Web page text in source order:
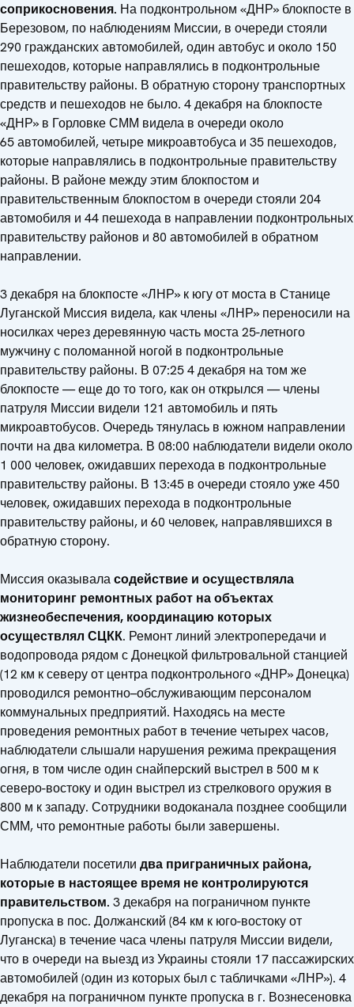
соприкосновения. На подконтрольном «ДНР» блокпосте в
Березовом, по наблюдениям Миссии, в очереди стояли
290 гражданских автомобилей, один автобус и около 150
пешеходов, которые направлялись в подконтрольные
правительству районы. В обратную сторону транспортных
средств и пешеходов не было. 4 декабря на блокпосте
«ДНР» в Горловке СММ видела в очереди около
65 автомобилей, четыре микроавтобуса и 35 пешеходов,
которые направлялись в подконтрольные правительству
районы. В районе между этим блокпостом и
правительственным блокпостом в очереди стояли 204
автомобиля и 44 пешехода в направлении подконтрольных
правительству районов и 80 автомобилей в обратном
направлении.
3 декабря на блокпосте «ЛНР» к югу от моста в Станице
Луганской Миссия видела, как члены «ЛНР» переносили на
носилках через деревянную часть моста 25-летного
мужчину с поломанной ногой в подконтрольные
правительству районы. В 07:25 4 декабря на том же
блокпосте — еще до то того, как он открылся — члены
патруля Миссии видели 121 автомобиль и пять
микроавтобусов. Очередь тянулась в южном направлении
почти на два километра. В 08:00 наблюдатели видели около
1 000 человек, ожидавших перехода в подконтрольные
правительству районы. В 13:45 в очереди стояло уже 450
человек, ожидавших перехода в подконтрольные
правительству районы, и 60 человек, направлявшихся в
обратную сторону.
Миссия оказываласодействие и осуществляла
мониторинг ремонтных работ на объектах
жизнеобеспечения, координацию которых
осуществлял СЦКК. Ремонт линий электропередачи и
водопровода рядом с Донецкой фильтровальной станцией
(12 км к северу от центра подконтрольного «ДНР» Донецка)
проводился ремонтно–обслуживающим персоналом
коммунальных предприятий. Находясь на месте
проведения ремонтных работ в течение четырех часов,
наблюдатели слышали нарушения режима прекращения
огня, в том числе один снайперский выстрел в 500 м к
северо-востоку и один выстрел из стрелкового оружия в
800 м к западу. Сотрудники водоканала позднее сообщили
СММ, что ремонтные работы были завершены.
Наблюдатели посетили два приграничных района,
которые в настоящее время не контролируются
правительством. 3 декабря на пограничном пункте
пропуска в пос. Должанский (84 км к юго-востоку от
Луганска) в течение часа члены патруля Миссии видели,
что в очереди на выезд из Украины стояли 17 пассажирских
автомобилей (один из которых был с табличками «ЛНР»). 4
декабря на пограничном пункте пропуска в г. Вознесеновка